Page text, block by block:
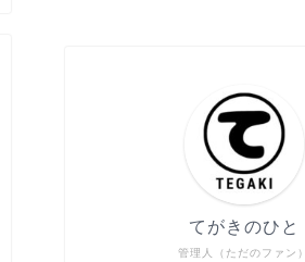
管理人（ただのファン）
てがきのひと